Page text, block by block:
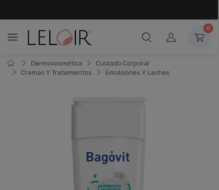
0
Dermocosmética
Cuidado Corporal
Cremas Y Tratamientos
Emulsiones Y Leches